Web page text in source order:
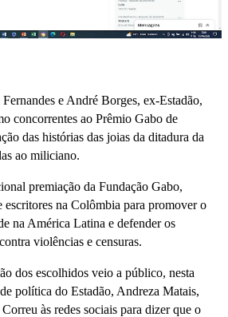
e André Borges, ex-Estadão,
concorrentes ao Prêmio Gabo de
das histórias das joias da ditadura da
ao miliciano.
premiação da Fundação Gabo,
escritores na Colômbia para promover o
na América Latina e defender os
violências e censuras.
dos escolhidos veio a público, nesta
política do Estadão, Andreza Matais,
às redes sociais para dizer que o